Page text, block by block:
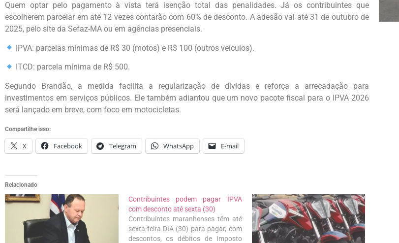
Quem optar pelo pagamento à vista terá isenção total das penalidades. Já os contribuintes que
escolherem parcelar em até 12 vezes contarão com 60% de desconto. A adesão vai até 31 de outubro de
2025, pelo site da Sefaz-MA ou em agências presenciais.
IPVA: parcelas mínimas de R$ 30 (motos) e R$ 100 (outros veículos).
ITCD: parcela mínima de R$ 500.
Segundo Brandão, a medida facilita a regularização de dívidas e reforça a arrecadação para
investimentos em serviços públicos. Ele também adiantou que um novo pacote fiscal para o IPVA 2026
será lançado em breve, com foco em motocicletas.
Compartilhe isso:
X Facebook Telegram WhatsApp E-mail
Relacionado
Contribuintes podem pagar IPVA
com desconto até sexta (30)
Contribuintes maranhenses têm até
sexta-feira DIA (30) para pagar, com
descontos, os débitos de Imposto